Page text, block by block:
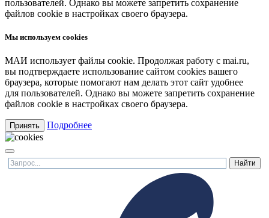
пользователей. Однако вы можете запретить сохранение
файлов cookie в настройках своего браузера.
Мы используем cookies
МАИ использует файлы cookie. Продолжая работу с mai.ru,
вы подтверждаете использование сайтом cookies вашего
браузера, которые помогают нам делать этот сайт удобнее
для пользователей. Однако вы можете запретить сохранение
файлов cookie в настройках своего браузера.
Принять Подробнее